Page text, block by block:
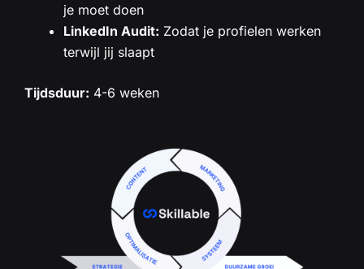
je moet doen
LinkedIn Audit: Zodat je profielen werken
terwijl jij slaapt
Tijdsduur: 4-6 weken